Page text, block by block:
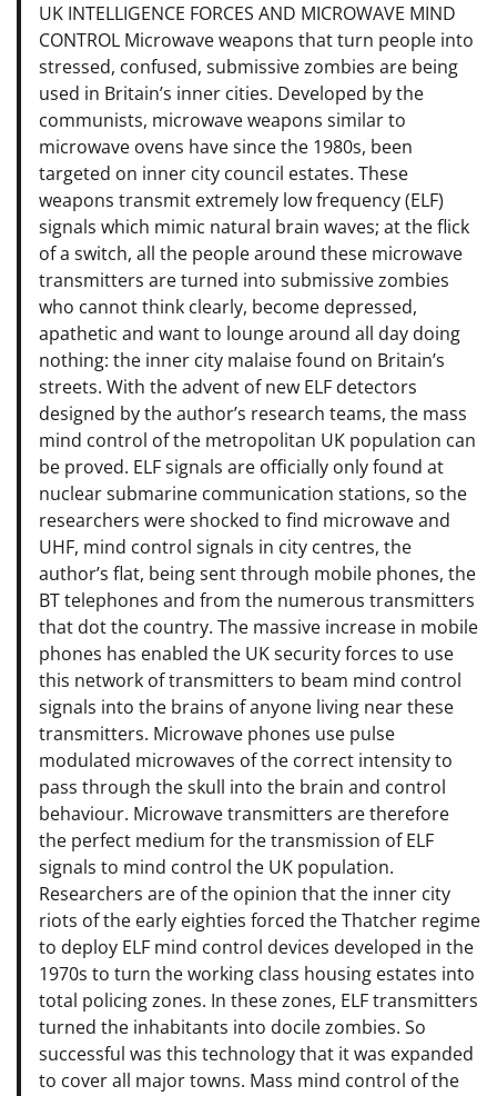
UK INTELLIGENCE FORCES AND MICROWAVE MIND
CONTROL Microwave weapons that turn people into
stressed, confused, submissive zombies are being
used in Britain’s inner cities. Developed by the
communists, microwave weapons similar to
microwave ovens have since the 1980s, been
targeted on inner city council estates. These
weapons transmit extremely low frequency (ELF)
signals which mimic natural brain waves; at the flick
of a switch, all the people around these microwave
transmitters are turned into submissive zombies
who cannot think clearly, become depressed,
apathetic and want to lounge around all day doing
nothing: the inner city malaise found on Britain’s
streets. With the advent of new ELF detectors
designed by the author’s research teams, the mass
mind control of the metropolitan UK population can
be proved. ELF signals are officially only found at
nuclear submarine communication stations, so the
researchers were shocked to find microwave and
UHF, mind control signals in city centres, the
author’s flat, being sent through mobile phones, the
BT telephones and from the numerous transmitters
that dot the country. The massive increase in mobile
phones has enabled the UK security forces to use
this network of transmitters to beam mind control
signals into the brains of anyone living near these
transmitters. Microwave phones use pulse
modulated microwaves of the correct intensity to
pass through the skull into the brain and control
behaviour. Microwave transmitters are therefore
the perfect medium for the transmission of ELF
signals to mind control the UK population.
Researchers are of the opinion that the inner city
riots of the early eighties forced the Thatcher regime
to deploy ELF mind control devices developed in the
1970s to turn the working class housing estates into
total policing zones. In these zones, ELF transmitters
turned the inhabitants into docile zombies. So
successful was this technology that it was expanded
to cover all major towns. Mass mind control of the